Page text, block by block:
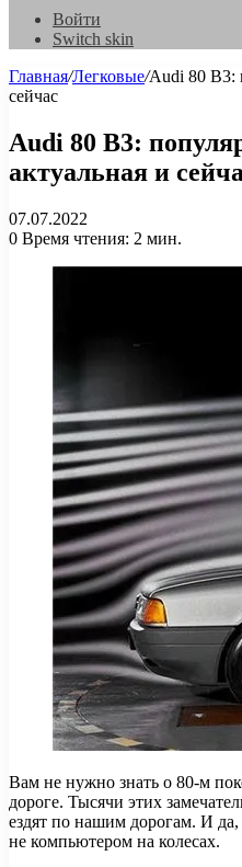
Войти
Switch skin
Главная/Легковые/Audi 80 B3:
сейчас
Audi 80 B3:
актуальная и
07.07.2022
0 Время чтения: 2 мин.
Вам не нужно знать о 80-м
дороге. Тысячи этих
ездят по нашим дорогам. И
не компьютером на колесах.